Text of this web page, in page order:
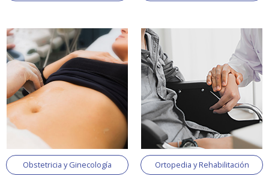
Obstetricia y Ginecología Ortopedia y Rehabilitación